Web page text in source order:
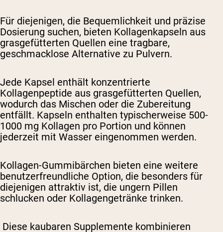
Für diejenigen, die Bequemlichkeit und präzise
Dosierung suchen, bieten Kollagenkapseln aus
grasgefütterten Quellen eine tragbare,
geschmacklose Alternative zu Pulvern.
Jede Kapsel enthält konzentrierte
Kollagenpeptide aus grasgefütterten Quellen,
wodurch das Mischen oder die Zubereitung
entfällt. Kapseln enthalten typischerweise 500-
1000 mg Kollagen pro Portion und können
jederzeit mit Wasser eingenommen werden.
Kollagen-Gummibärchen bieten eine weitere
benutzerfreundliche Option, die besonders für
diejenigen attraktiv ist, die ungern Pillen
schlucken oder Kollagengetränke trinken.
Diese kaubaren Supplemente kombinieren